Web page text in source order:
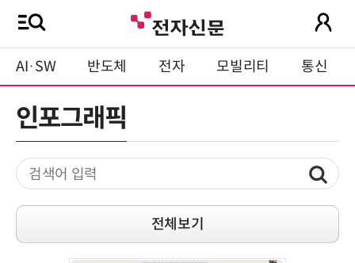
AI·SW 반도체 전자 모빌리티 통신
인포그래픽
전체보기